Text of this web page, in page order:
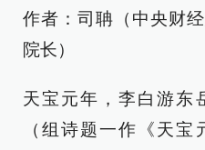
作者：司聃（中央财
院长）
天宝元年，李白游东
（组诗题一作《天